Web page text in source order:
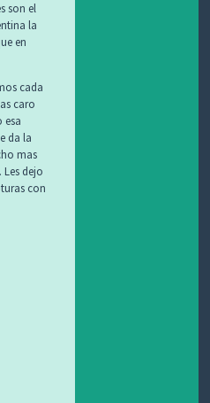
son el
la
en
cada
caro
esa
da la
mas
Les dejo
con